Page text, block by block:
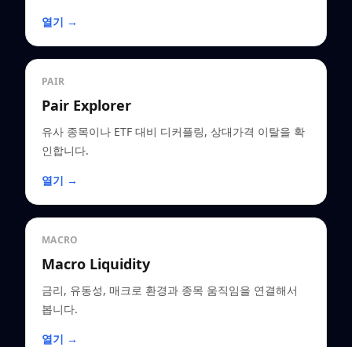
열기 →
PAIR
Pair Explorer
유사 종목이나 ETF 대비 디커플링, 상대가격 이탈을 확
인합니다.
열기 →
MACRO
Macro Liquidity
금리, 유동성, 매크로 환경과 종목 움직임을 연결해서
봅니다.
열기 →